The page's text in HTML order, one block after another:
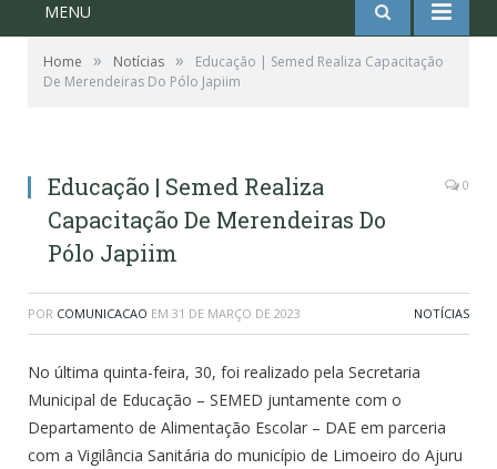
MENU
Home » Notícias »
Educação | Semed Realiza Capacitação
De Merendeiras Do Pólo Japiim
Educação | Semed Realiza
Capacitação De Merendeiras Do
Pólo Japiim
0
POR COMUNICACAO EM 31 DE MARÇO DE 2023 NOTÍCIAS
No última quinta-feira, 30, foi realizado pela Secretaria
Municipal de Educação – SEMED juntamente com o
Departamento de Alimentação Escolar – DAE em parceria
com a Vigilância Sanitária do município de Limoeiro do Ajuru